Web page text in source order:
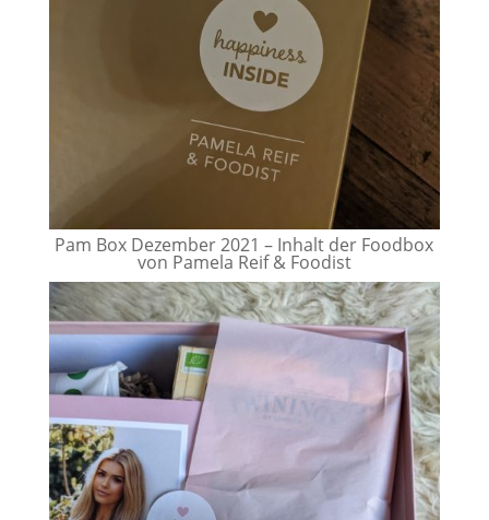
Pam Box Dezember 2021 – Inhalt der Foodbox
von Pamela Reif & Foodist